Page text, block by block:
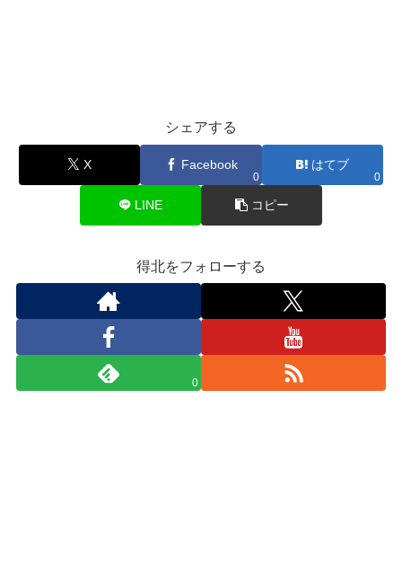
シェアする
X Facebook
0
はてブ
0
LINE コピー
得北をフォローする
0